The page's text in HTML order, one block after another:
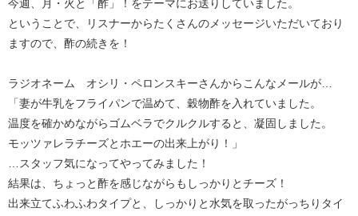
今週、月・火と「酢」！をテーマにお送りしていました。
ということで、リスナーからたくさんのメッセージいただいており
ますので、酢の続きを！
ラジオネーム オシリ・ペロンスキーさんからこんなメールが…
「妻が牛乳をフライパンで温めて、穀物酢を入れていました。
温度を確かめながらゴムベラでクルクルすると、凝固しました。
モッツァレラチーズとホエーの出来上がり！」
…スタッフ気になってやってみました！
結果は、ちょっと酢を感じながらもしっかりとチーズ！
出来立てふわふわタイプと、しっかりと水気を取ったがっちりタイ